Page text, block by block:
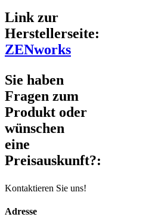
Link zur
Herstellerseite:
ZENworks
Sie haben
Fragen zum
Produkt oder
wünschen
eine
Preisauskunft?:
Kontaktieren Sie uns!
Adresse